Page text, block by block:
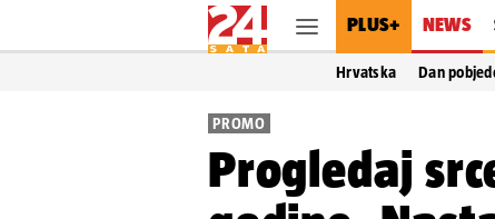
PLUS+ NEWS
Hrvatska Dan
PROMO
Progledaj